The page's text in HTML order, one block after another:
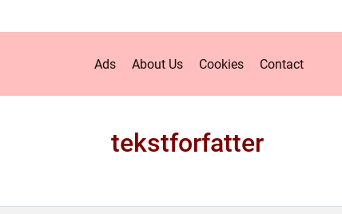
Ads About Us Cookies Contact
tekstforfatter